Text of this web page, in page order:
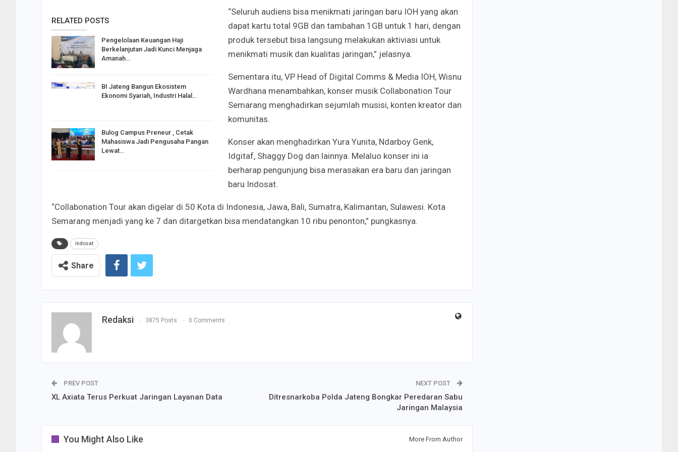
RELATED POSTS
Pengelolaan Keuangan Haji
Berkelanjutan Jadi Kunci Menjaga
Amanah…
BI Jateng Bangun Ekosistem
Ekonomi Syariah, Industri Halal…
Bulog Campus Preneur , Cetak
Mahasiswa Jadi Pengusaha Pangan
Lewat…
“Seluruh audiens bisa menikmati jaringan baru IOH yang akan
dapat kartu total 9GB dan tambahan 1GB untuk 1 hari, dengan
produk tersebut bisa langsung melakukan aktiviasi untuk
menikmati musik dan kualitas jaringan,” jelasnya.
Sementara itu, VP Head of Digital Comms & Media IOH, Wisnu
Wardhana menambahkan, konser musik Collabonation Tour
Semarang menghadirkan sejumlah musisi, konten kreator dan
komunitas.
Konser akan menghadirkan Yura Yunita, Ndarboy Genk,
Idgitaf, Shaggy Dog dan lainnya. Melaluo konser ini ia
berharap pengunjung bisa merasakan era baru dan jaringan
baru Indosat.
“Collabonation Tour akan digelar di 50 Kota di Indonesia, Jawa, Bali, Sumatra, Kalimantan, Sulawesi. Kota
Semarang menjadi yang ke 7 dan ditargetkan bisa mendatangkan 10 ribu penonton,” pungkasnya.
indosat
Share
Redaksi 3875 Posts 0 Comments
PREV POST
XL Axiata Terus Perkuat Jaringan Layanan Data
NEXT POST
Ditresnarkoba Polda Jateng Bongkar Peredaran Sabu
Jaringan Malaysia
You Might Also Like More From Author